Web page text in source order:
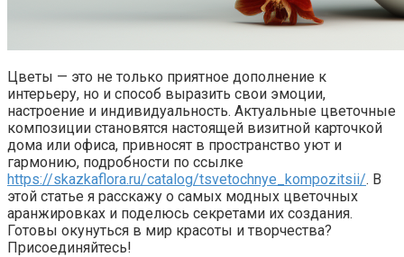
Цветы — это не только приятное дополнение к
интерьеру, но и способ выразить свои эмоции,
настроение и индивидуальность. Актуальные цветочные
композиции становятся настоящей визитной карточкой
дома или офиса, привносят в пространство уют и
гармонию, подробности по ссылке
https://skazkaflora.ru/catalog/tsvetochnye_kompozitsii/. В
этой статье я расскажу о самых модных цветочных
аранжировках и поделюсь секретами их создания.
Готовы окунуться в мир красоты и творчества?
Присоединяйтесь!